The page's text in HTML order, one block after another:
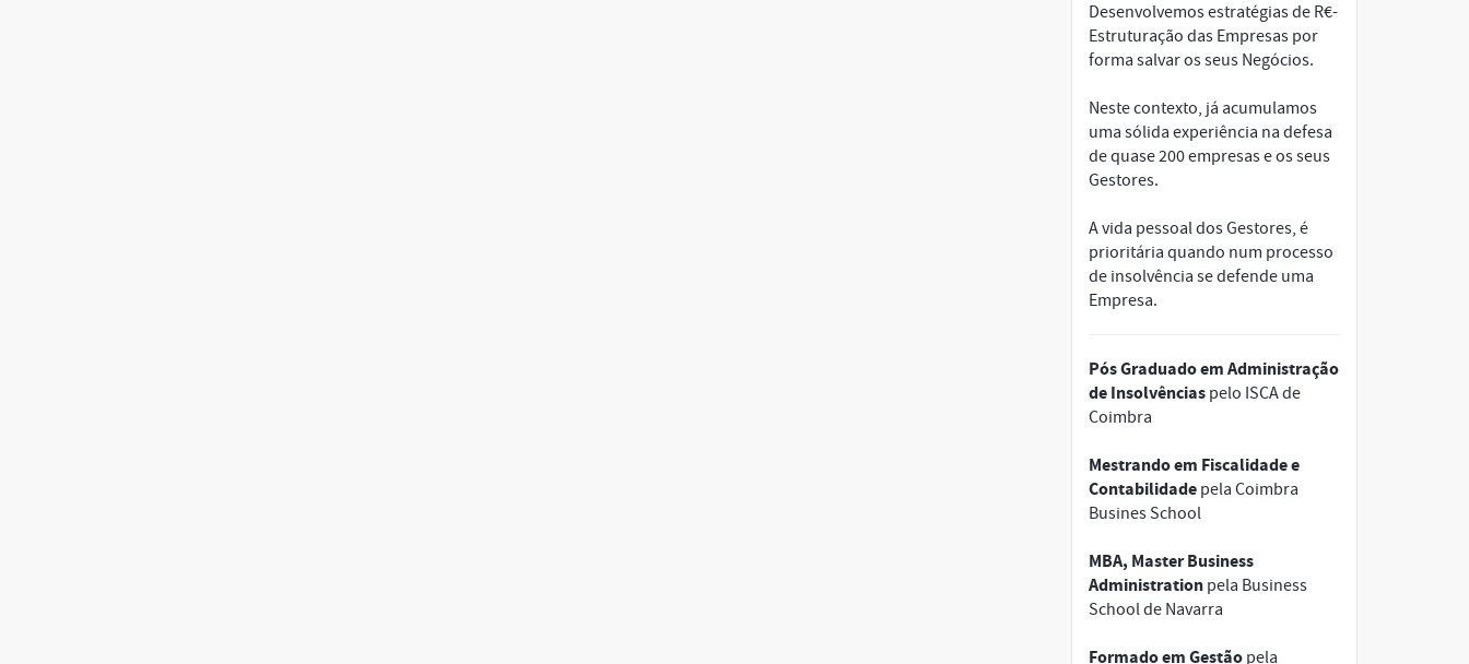
Desenvolvemos estratégias de R€-
Estruturação das Empresas por
forma salvar os seus Negócios.
Neste contexto, já acumulamos
uma sólida experiência na defesa
de quase 200 empresas e os seus
Gestores.
A vida pessoal dos Gestores, é
prioritária quando num processo
de insolvência se defende uma
Empresa.
Pós Graduado em Administração
de Insolvênciaspelo ISCA de
Coimbra
Mestrando em Fiscalidade e
Contabilidadepela Coimbra
Busines School
MBA, Master Business
Administrationpela Business
School de Navarra
Formado em Gestãopela